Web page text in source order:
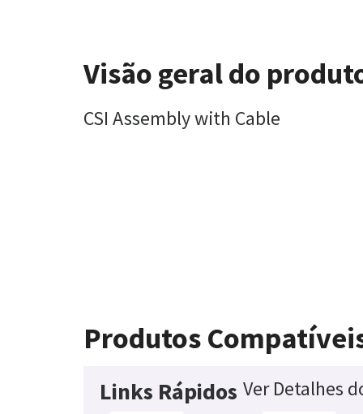
Visão geral do
CSI Assembly with Cable
Produtos
Links Rápidos Ver Detalhes